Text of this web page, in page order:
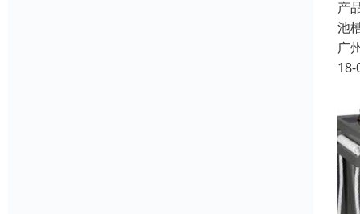
产
池
广
18-